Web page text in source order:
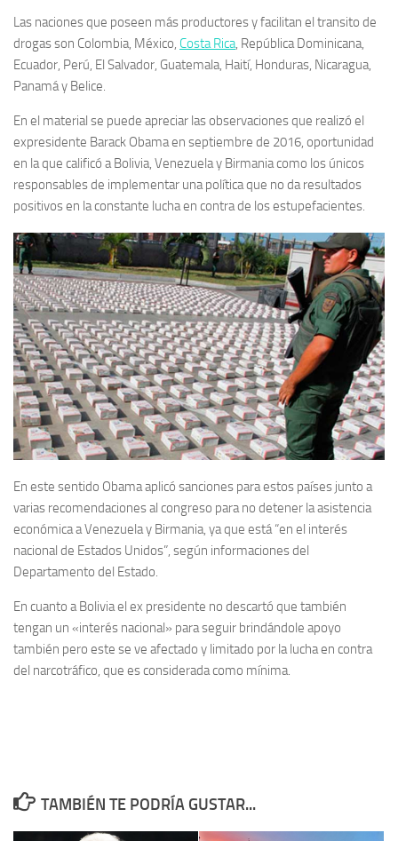
Las naciones que poseen más productores y facilitan el transito de
drogas son Colombia, México, Costa Rica, República Dominicana,
Ecuador, Perú, El Salvador, Guatemala, Haití, Honduras, Nicaragua,
Panamá y Belice.
En el material se puede apreciar las observaciones que realizó el
expresidente Barack Obama en septiembre de 2016, oportunidad
en la que calificó a Bolivia, Venezuela y Birmania como los únicos
responsables de implementar una política que no da resultados
positivos en la constante lucha en contra de los estupefacientes.
En este sentido Obama aplicó sanciones para estos países junto a
varias recomendaciones al congreso para no detener la asistencia
económica a Venezuela y Birmania, ya que está “en el interés
nacional de Estados Unidos”, según informaciones del
Departamento del Estado.
En cuanto a Bolivia el ex presidente no descartó que también
tengan un «interés nacional» para seguir brindándole apoyo
también pero este se ve afectado y limitado por la lucha en contra
del narcotráfico, que es considerada como mínima.
TAMBIÉN TE PODRÍA GUSTAR...